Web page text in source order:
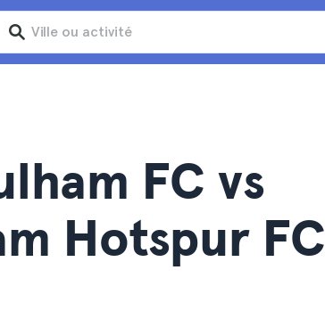
FC vs
Hotspur FC